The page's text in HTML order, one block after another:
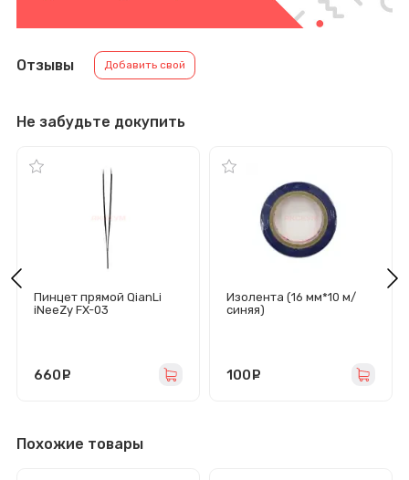
Отзывы Добавить свой
Не забудьте докупить
Пинцет прямой QianLi
iNeeZy FX-03
660
Изолента (16 мм*10 м/
синяя)
100
Похожие товары